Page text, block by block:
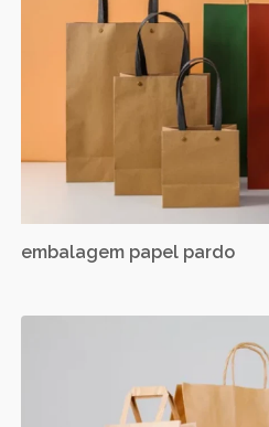
embalagem papel pardo